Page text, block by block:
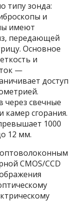
типу зонда:
и
имеют
передающей
Основное
и
—
доступ
свечные
камер сгорания.
1000
12 мм.
CMOS/CCD